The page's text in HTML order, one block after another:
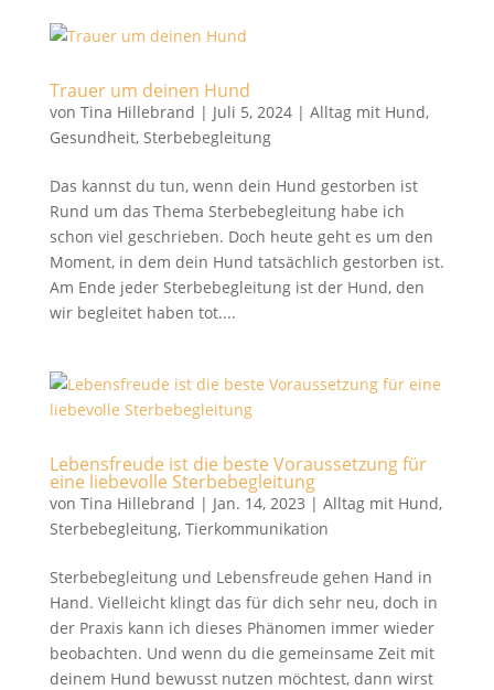
Trauer um deinen Hund
von Tina Hillebrand | Juli 5, 2024| Alltag mit Hund,
Gesundheit, Sterbebegleitung
Das kannst du tun, wenn dein Hund gestorben ist
Rund um das Thema Sterbebegleitung habe ich
schon viel geschrieben. Doch heute geht es um den
Moment, in dem dein Hund tatsächlich gestorben ist.
Am Ende jeder Sterbebegleitung ist der Hund, den
wir begleitet haben tot....
Lebensfreude ist die beste Voraussetzung für
eine liebevolle Sterbebegleitung
von Tina Hillebrand | Jan. 14, 2023 | Alltag mit Hund,
Sterbebegleitung, Tierkommunikation
Sterbebegleitung und Lebensfreude gehen Hand in
Hand. Vielleicht klingt das für dich sehr neu, doch in
der Praxis kann ich dieses Phänomen immer wieder
beobachten. Und wenn du die gemeinsame Zeit mit
deinem Hund bewusst nutzen möchtest, dann wirst